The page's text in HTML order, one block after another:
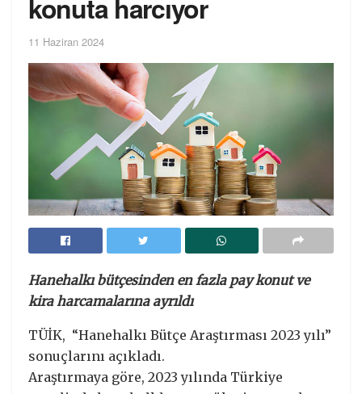
konuta harcıyor
11 Haziran 2024
Hanehalkı bütçesinden en fazla pay konut ve
kira harcamalarına ayrıldı
TÜİK, “Hanehalkı Bütçe Araştırması 2023 yılı”
sonuçlarını açıkladı.
Araştırmaya göre, 2023 yılında Türkiye